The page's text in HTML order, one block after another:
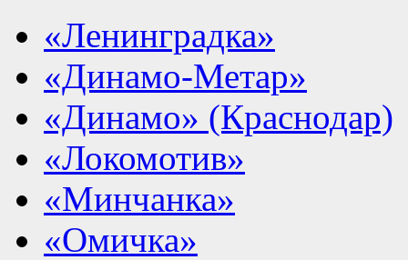
«Ленинградка»
«Динамо-Метар»
«Динамо» (Краснодар)
«Локомотив»
«Минчанка»
«Омичка»